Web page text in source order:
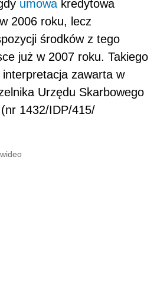
umowa kredytowa
2006 roku, lecz
środków z tego
już w 2007 roku. Takiego
zawarta w
Urzędu Skarbowego
1432/IDP/415/